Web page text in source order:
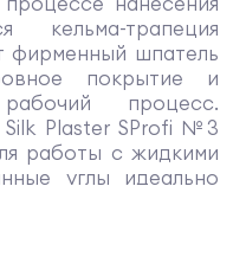
кельма-трапеция
фирменный шпатель
покрытие и
процесс.
Silk Plaster SProfi №3
работы с жидкими
углы идеально
дизайнеры